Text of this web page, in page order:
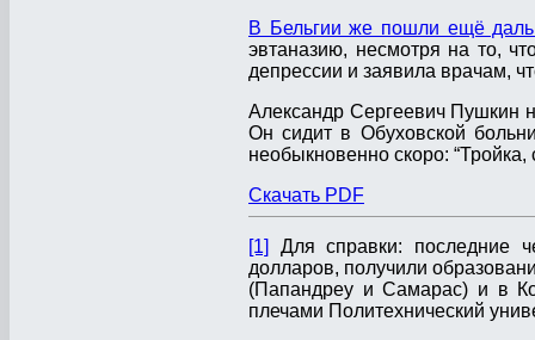
В Бельгии же пошли ещё
эвтаназию, несмотря на то,
депрессии и заявила врачам,
Александр Сергеевич Пушкин
Он сидит в Обуховской
необыкновенно скоро: “Тройка,
Cкачать PDF
[1]
Для справки: последние
долларов, получили
(Папандреу и Самарас) и в
плечами Политехнический